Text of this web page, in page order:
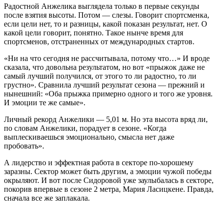
Радостной Анжелика выглядела только в первые секунды
после взятия высоты. Потом — слезы. Говорит спортсменка,
если цели нет, то и разницы, какой показан результат, нет. О
какой цели говорит, понятно. Такое нынче время для
спортсменов, отстраненных от международных стартов.
«Ни на что сегодня не рассчитывала, потому что…» И вроде
сказала, что довольна результатом, но вот «прыжок даже не
самый лучший получился, от этого то ли радостно, то ли
грустно». Сравнила лучший результат сезона — прежний и
нынешний: «Оба прыжка примерно одного и того же уровня.
И эмоции те же самые».
Личный рекорд Анжелики — 5,01 м. Но эта высота вряд ли,
по словам Анжелики, порадует в сезоне. «Когда
выплескиваешься эмоционально, смысла нет даже
пробовать».
А лидерство и эффектная работа в секторе по-хорошему
заразны. Сектор может быть другим, а эмоции чужой победы
окрыляют. И вот после Сидоровой уже заулыбалась в секторе,
покорив впервые в сезоне 2 метра, Мария Ласицкене. Правда,
сначала все же заплакала.